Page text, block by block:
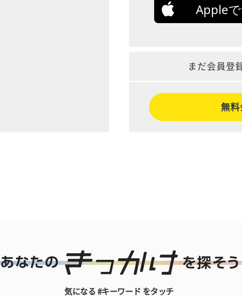
Apple
まだ会員登
無料
気になる #キーワード をタッチ